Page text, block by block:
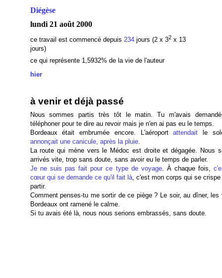
Diégèse
lundi 21 août 2000
ce travail est commencé depuis 234jours (2 x 32x 13
jours)
ce qui représente 1,5932% de la vie de l'auteur
hier
à venir et déjà passé
Nous sommes partis très tôt le matin. Tu m'avais
téléphoner pour te dire au revoir mais je n'en ai pas eu le temps.
Bordeaux était embrumée encore. L'aéroportattendait le
annonçait une canicule, après la pluie.
La route qui mène vers le Médoc est droite et dégagée. Nous
arrivés vite, trop sans doute, sans avoir eu le temps de parler.
Je ne suis pas fait pour ce type de voyage. À chaque fois,
cœur qui se demande ce qu'il fait là, c'est mon corps qui se
partir.
Comment penses-tu me sortir de ce piège ? Le soir, au dîner, les
Bordeaux ont ramené le calme.
Si tu avais été là, nous nous serions embrassés, sans doute.